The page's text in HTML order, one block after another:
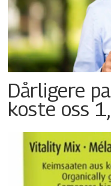
Dårligere
koste oss